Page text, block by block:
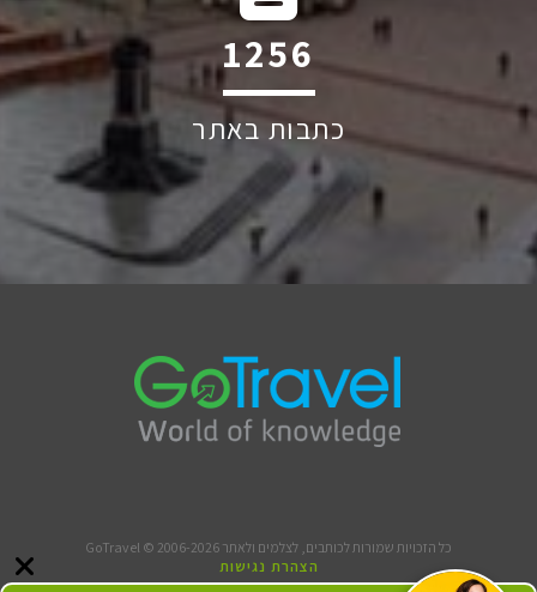
1917
כתבות באתר
כל הזכויות שמורות לכותבים, לצלמים ולאתר GoTravel © 2006-2026
הצהרת נגישות